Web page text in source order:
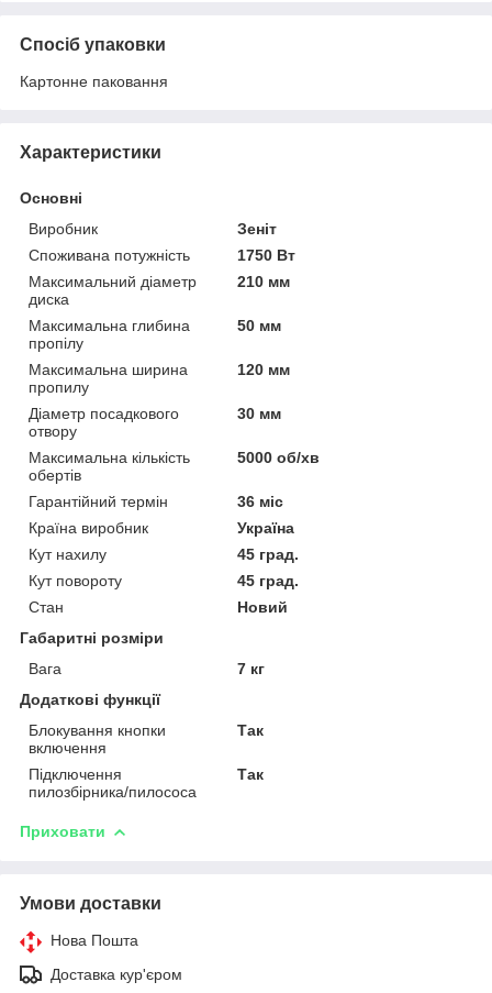
Спосіб упаковки
Картонне паковання
Характеристики
Основні
Виробник
Зеніт
Споживана потужність
1750 Вт
Максимальний діаметр
диска
210 мм
Максимальна глибина
пропілу
50 мм
Максимальна ширина
пропилу
120 мм
Діаметр посадкового
отвору
30 мм
Максимальна кількість
обертів
5000 об/хв
Гарантійний термін
36 міс
Країна виробник
Україна
Кут нахилу
45 град.
Кут повороту
45 град.
Стан
Новий
Габаритні розміри
Вага
7 кг
Додаткові функції
Блокування кнопки
включення
Так
Підключення
пилозбірника/пилососа
Так
Приховати
Умови доставки
Нова Пошта
Доставка кур'єром